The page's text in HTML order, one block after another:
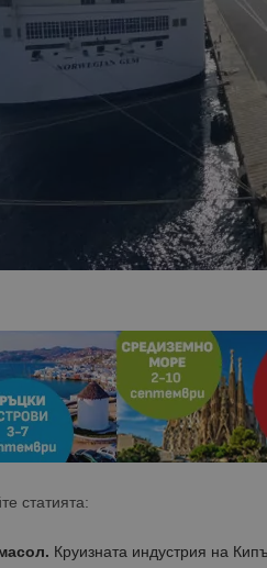
статията:
Круизната индустрия на